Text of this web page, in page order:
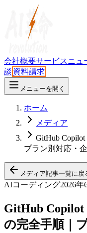
会社概要サービスニュ
談 資料請求
メニューを開く
ホーム
メディア
GitHub
プラン別対応・
メディア記事一覧に戻
AIコーディング2026年
GitHub
の完全手順｜